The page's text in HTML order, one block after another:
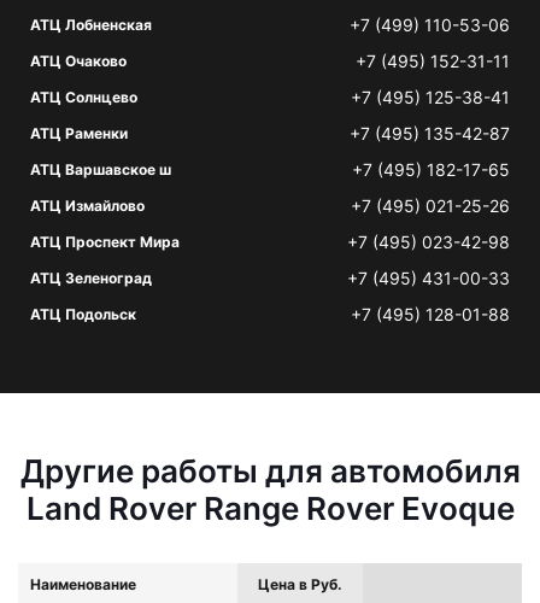
АТЦ Лобненская +7 (499) 110-53-06
АТЦ Очаково +7 (495) 152-31-11
АТЦ Солнцево +7 (495) 125-38-41
АТЦ Раменки +7 (495) 135-42-87
АТЦ Варшавское ш +7 (495) 182-17-65
АТЦ Измайлово +7 (495) 021-25-26
АТЦ Проспект Мира +7 (495) 023-42-98
АТЦ Зеленоград +7 (495) 431-00-33
АТЦ Подольск +7 (495) 128-01-88
Другие работы для автомобиля
Land Rover Range Rover Evoque
Наименование Цена в Руб.